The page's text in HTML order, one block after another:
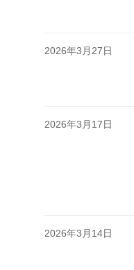
2026年3月27日
2026年3月17日
2026年3月14日